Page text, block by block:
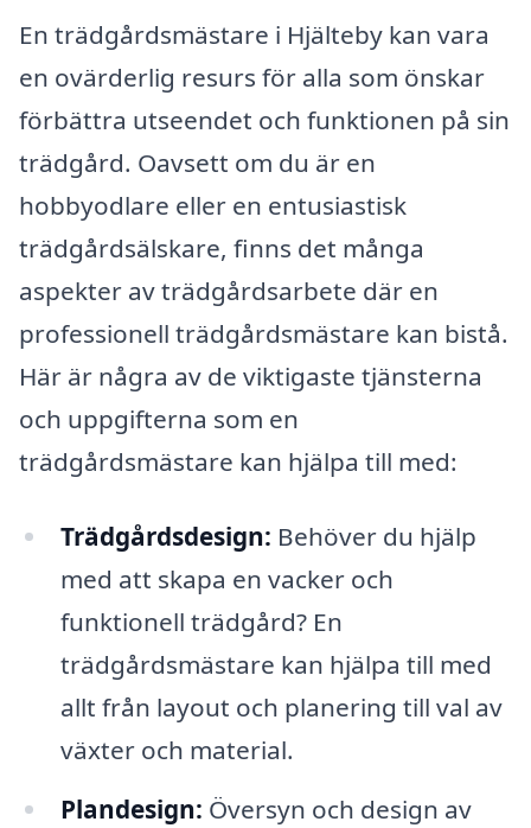
En trädgårdsmästare i Hjälteby kan vara
en ovärderlig resurs för alla som önskar
förbättra utseendet och funktionen på sin
trädgård. Oavsett om du är en
hobbyodlare eller en entusiastisk
trädgårdsälskare, finns det många
aspekter av trädgårdsarbete där en
professionell trädgårdsmästare kan bistå.
Här är några av de viktigaste tjänsterna
och uppgifterna som en
trädgårdsmästare kan hjälpa till med:
Trädgårdsdesign: Behöver du hjälp
med att skapa en vacker och
funktionell trädgård? En
trädgårdsmästare kan hjälpa till med
allt från layout och planering till val av
växter och material.
Plandesign: Översyn och design av